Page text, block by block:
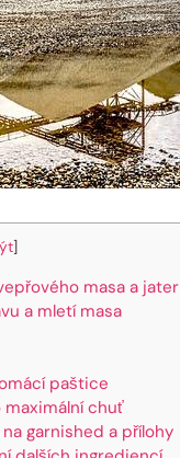
]
masa a jater
a mletí masa
paštice
maximální chuť
garnished a přílohy